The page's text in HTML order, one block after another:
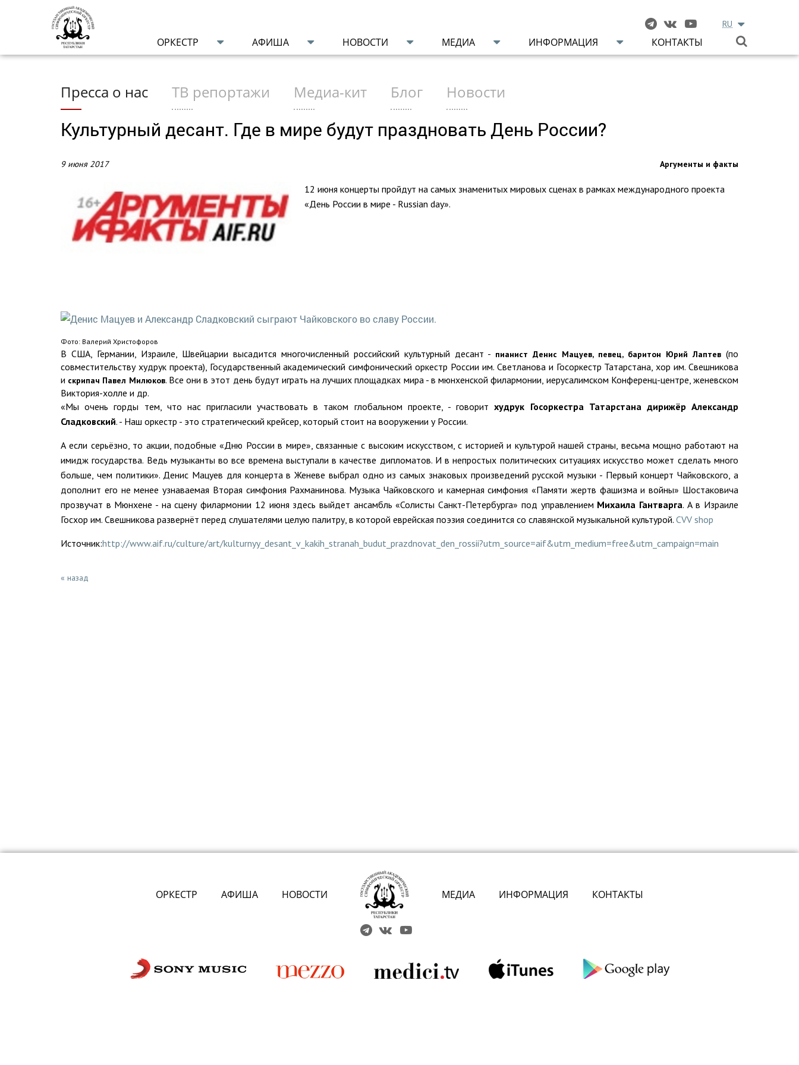
RU
ОРКЕСТР АФИША НОВОСТИ МЕДИА ИНФОРМАЦИЯ КОНТАКТЫ
Пресса о нас ТВ репортажи Медиа-кит Блог Новости
Культурный десант. Где в мире будут праздновать День России?
9 июня 2017 Аргументы и факты
12 июня концерты пройдут на самых знаменитых мировых сценах в рамках международного проекта
«День России в мире - Russian day».
Фото: Валерий Христофоров
В США, Германии, Израиле, Швейцарии высадится многочисленный российский культурный десант - пианист Денис Мацуев, певец, баритон Юрий Лаптев (по
совместительству худрук проекта), Государственный академический симфонический оркестр России им. Светланова и Гос­оркестр Татарстана, хор им. Свешникова
и скрипач Павел Милюков. Все они в этот день будут играть на лучших площадках мира - в мюнхенской филармонии, иерусалимском Конференц-центре, женевском
Виктория-холле и др.
«Мы очень горды тем, что нас пригласили участвовать в таком глобальном проекте, - говоритхудрук Госоркестра Татарстана дирижёр Александр
Сладковский. - Наш оркестр - это стратегический крейсер, который стоит на вооружении у России.
А если серьёзно, то акции, подобные «Дню России в мире», связанные с высоким искусством, с историей и культурой нашей страны, весьма мощно работают на
имидж государства. Ведь музыканты во все времена выступали в качестве дипломатов. И в непростых политических ситуациях искусство может сделать много
больше, чем политики». Денис Мацуев для концерта в Женеве выбрал одно из самых знаковых произведений русской музыки - Первый концерт Чайковского, а
дополнит его не менее узнаваемая Вторая симфония Рахманинова. Музыка Чайковского и камерная симфония «Памяти жертв фашизма и войны» Шостаковича
прозвучат в Мюнхене - на сцену филармонии 12 июня здесь выйдет ансамбль «Солисты Санкт-Петербурга» под управлением Михаила Гантварга. А в Израиле
Госхор им. Свешникова развернёт перед слушателями целую палитру, в которой еврейская поэзия соединится со славянской музыкальной культурой. CVV shop
Источник:http://www.aif.ru/culture/art/kulturnyy_desant_v_kakih_stranah_budut_prazdnovat_den_rossii?utm_source=aif&utm_medium=free&utm_campaign=main
« назад
ОРКЕСТР АФИША НОВОСТИ МЕДИА ИНФОРМАЦИЯ КОНТАКТЫ